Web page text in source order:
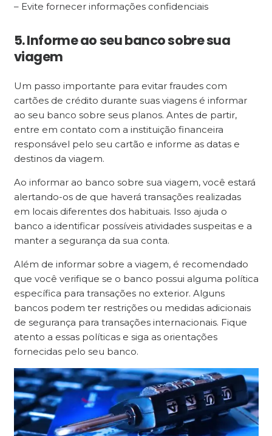
– Evite fornecer informações confidenciais
5. Informe ao seu banco sobre sua
viagem
Um passo importante para evitar fraudes com
cartões de crédito durante suas viagens é informar
ao seu banco sobre seus planos. Antes de partir,
entre em contato com a instituição financeira
responsável pelo seu cartão e informe as datas e
destinos da viagem.
Ao informar ao banco sobre sua viagem, você estará
alertando-os de que haverá transações realizadas
em locais diferentes dos habituais. Isso ajuda o
banco a identificar possíveis atividades suspeitas e a
manter a segurança da sua conta.
Além de informar sobre a viagem, é recomendado
que você verifique se o banco possui alguma política
específica para transações no exterior. Alguns
bancos podem ter restrições ou medidas adicionais
de segurança para transações internacionais. Fique
atento a essas políticas e siga as orientações
fornecidas pelo seu banco.